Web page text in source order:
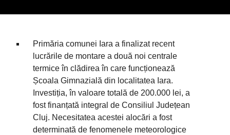
Primăria comunei Iara a finalizat recent
lucrările de montare a două noi centrale
termice în clădirea în care funcționează
Școala Gimnazială din localitatea Iara.
Investiția, în valoare totală de 200.000 lei, a
fost finanțată integral de Consiliul Județean
Cluj. Necesitatea acestei alocări a fost
determinată de fenomenele meteorologice